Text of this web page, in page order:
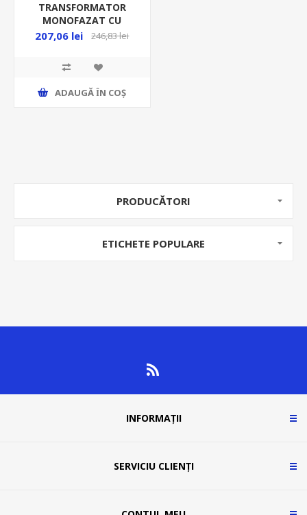
TRANSFORMATOR
MONOFAZAT CU
CONTROL AL
SMART WI-FI
207,06 lei 246,83 lei
ADAUGĂ ȊN COŞ
PRODUCĂTORI
ETICHETE POPULARE
INFORMAȚII
SERVICIU CLIENȚI